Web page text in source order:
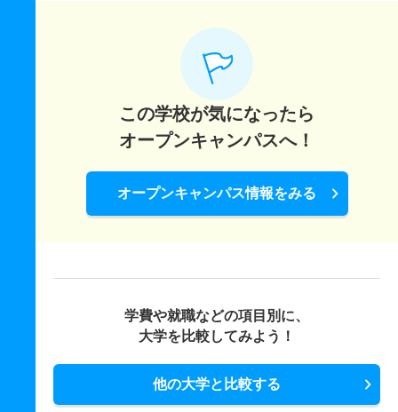
この学校が気になったら
オープンキャンパスへ！
オープンキャンパス情報をみる
学費や就職などの項目別に、
大学を比較してみよう！
他の大学と比較する